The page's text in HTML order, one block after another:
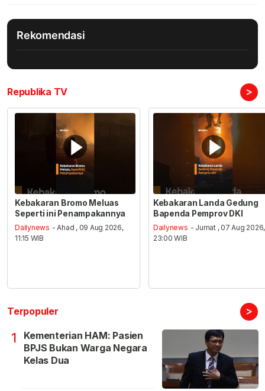
Rekomendasi
Republika TV >
Kebakaran Bromo Meluas
Seperti ini Penampakannya
Dailynews - Ahad , 09 Aug 2026,
11:15 WIB
Kebakaran Landa Gedung
Bapenda Pemprov DKI
Dailynews - Jumat , 07 Aug 2026,
23:00 WIB
Terpopuler >
1
Kementerian HAM: Pasien
BPJS Bukan Warga Negara
Kelas Dua